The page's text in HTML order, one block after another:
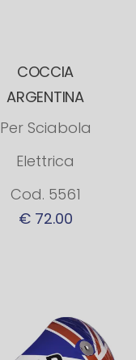
COCCIA
ARGENTINA
Per Sciabola
Elettrica
Cod. 5561
€ 72.00